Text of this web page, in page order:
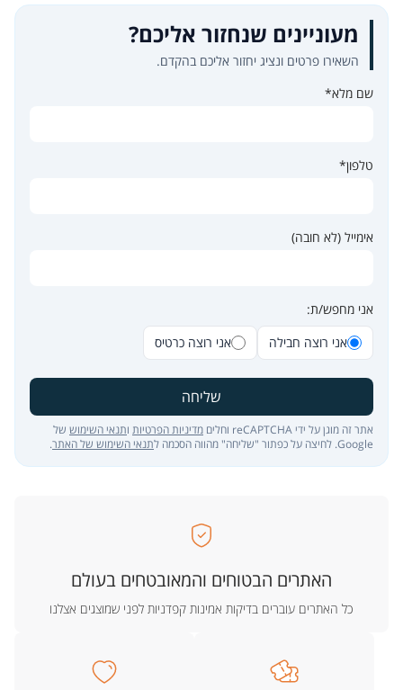
מעוניינים שנחזור אליכם?
השאירו פרטים ונציג יחזור אליכם בהקדם.
שם מלא*
טלפון*
אימייל (לא חובה)
אני מחפש/ת:
אני רוצה חבילה
אני רוצה כרטיס
שליחה
אתר זה מוגן על ידי reCAPTCHA וחלים מדיניות הפרטיות ותנאי השימוש של
Google. לחיצה על כפתור "שליחה" מהווה הסכמה ל
תנאי השימוש של האתר.
האתרים הבטוחים והמאובטחים בעולם
כל האתרים עוברים בדיקות אמינות קפדניות לפני שמוצגים אצלנו